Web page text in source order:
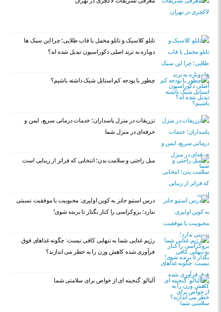
تابلو کلاسیک و تابلو مخمل با قاب طلایی؛ چرا این سبک ها
دوباره به ترند اصلی دکوراسیون تبدیل شده اند؟
چطور با بودجه کم استایل شیک داشته باشیم؟
تزریقات در منزل پاسداران؛ خدمات درمانی سریع، ایمن و
حرفه‌ای در منزل شما
مبل راحتی و سلامت بدن؛ انتخابی که فراتر از زیبایی است
درس استیو جابز به کوین اولیری: محبوبیت با موفقیت نسبتی
ندارد؛ بروکراسی را کنار بگذار تا برنده شوی!
رژیم غذایی شما به تنهایی کافی نیست: چگونه غذاهای فوق
فرآوری شده کاهش وزن را به خطر می اندازند؟
آلبالو: گنجینه ای از خواص برای سلامتی شما